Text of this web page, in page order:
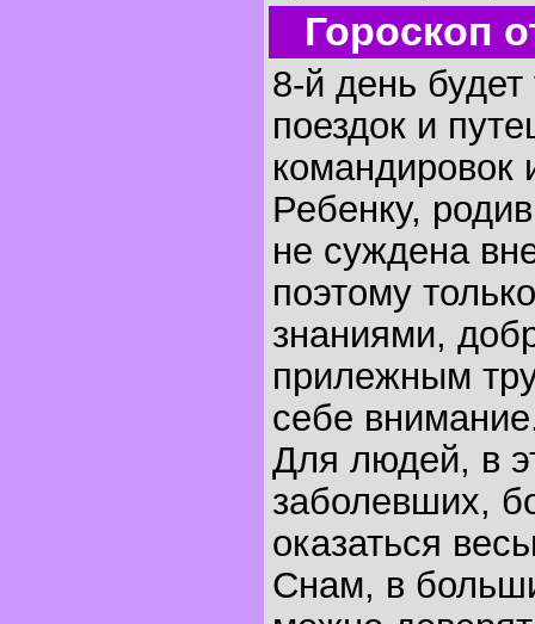
Гороскоп
8-й день
поездок и
командировок
Ребенку,
не суждена
поэтому
знаниями,
прилежным
себе
Для людей, в
заболевших,
оказаться
Снам, в